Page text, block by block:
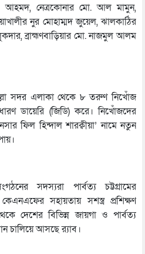
আহমদ, নেত্রকোনার মো. আল মামুন,
নুর মোহাম্মদ জুয়েল, ঝালকাঠির
ব্রাহ্মণবাড়িয়ার মো. নাজমুল আলম
সদর এলাকা থেকে ৮ তরুণ নিখোঁজ
ডায়েরি (জিডি) করে। নিখোঁজদের
ফিল হিন্দাল শারক্বীয়া’ নামে নতুন
সদস্যরা পার্বত্য চট্টগ্রামের
কেএনএফের সহায়তায় সশস্ত্র প্রশিক্ষণ
দেশের বিভিন্ন জায়গা ও পার্বত্য
চালিয়ে আসছে র‌্যাব।